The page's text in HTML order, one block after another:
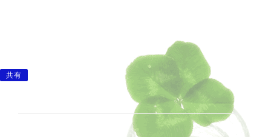
共有